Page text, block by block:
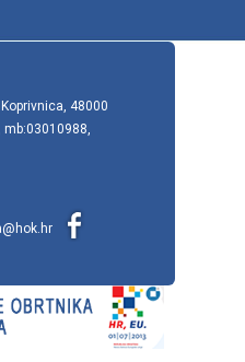
48000
mb:03010988,